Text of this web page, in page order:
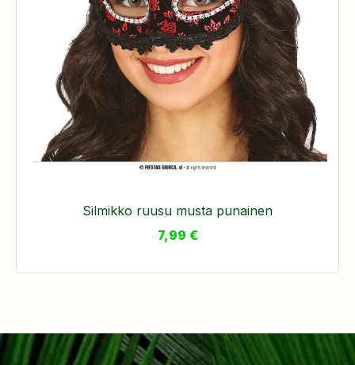
Silmikko ruusu musta punainen
7,99 €